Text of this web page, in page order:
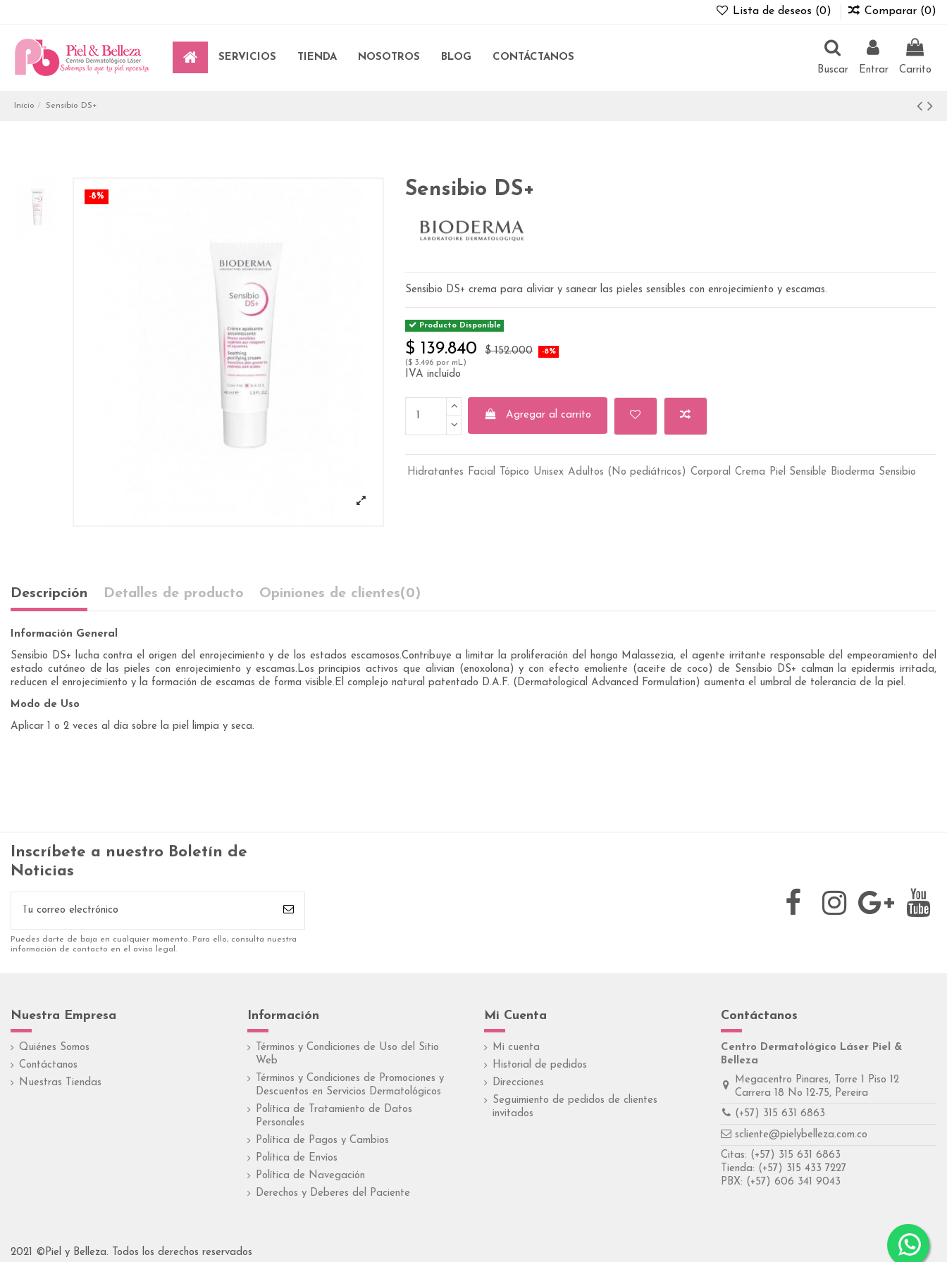
Lista de deseos (0) Comparar (0)
SERVICIOS TIENDA NOSOTROS BLOG
CONTÁCTANOS
Buscar
Entrar Carrito
Inicio Sensibio DS+
-8% Sensibio DS+
Sensibio DS+ crema para aliviar y sanear las pieles sensibles con enrojecimiento y escamas.
Producto Disponible
$ 139.840 $ 152.000 -8%
($ 3.496 por mL)
IVA incluído
Agregar al carrito
Hidratantes Facial Tópico Unisex Adultos (No pediátricos) Corporal Crema Piel Sensible Bioderma Sensibio
Descripción Detalles de producto Opiniones de clientes(0)
Información General
Sensibio DS+ lucha contra el origen del enrojecimiento y de los estados escamosos.Contribuye a limitar la proliferación del hongo Malassezia, el agente irritante responsable del empeoramiento del
estado cutáneo de las pieles con enrojecimiento y escamas.Los principios activos que alivian (enoxolona) y con efecto emoliente (aceite de coco) de Sensibio DS+ calman la epidermis irritada,
reducen el enrojecimiento y la formación de escamas de forma visible.El complejo natural patentado D.A.F. (Dermatological Advanced Formulation) aumenta el umbral de tolerancia de la piel.
Modo de Uso
Aplicar 1 o 2 veces al día sobre la piel limpia y seca.
Inscríbete a nuestro Boletín de
Noticias
Puedes darte de baja en cualquier momento. Para ello, consulta nuestra
información de contacto en el aviso legal.
Nuestra Empresa
Quiénes Somos
Contáctanos
Nuestras Tiendas
Información
Términos y Condiciones de Uso del Sitio
Web
Términos y Condiciones de Promociones y
Descuentos en Servicios Dermatológicos
Política de Tratamiento de Datos
Personales
Política de Pagos y Cambios
Política de Envíos
Política de Navegación
Derechos y Deberes del Paciente
Mi Cuenta
Mi cuenta
Historial de pedidos
Direcciones
Seguimiento de pedidos de clientes
invitados
Contáctanos
Centro Dermatológico Láser Piel &
Belleza
Megacentro Pinares, Torre 1 Piso 12
Carrera 18 No 12-75, Pereira
(+57) 315 631 6863
scliente@pielybelleza.com.co
Citas: (+57) 315 631 6863
Tienda: (+57) 315 433 7227
PBX: (+57) 606 341 9043
2021 ©Piel y Belleza. Todos los derechos reservados